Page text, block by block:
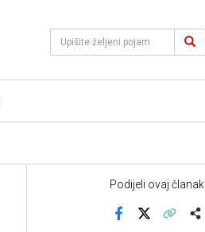
Podijeli ovaj članak